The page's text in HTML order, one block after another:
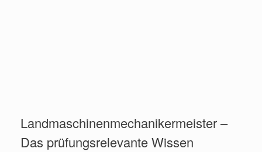
Landmaschinenmechanikermeister –
Das prüfungsrelevante Wissen